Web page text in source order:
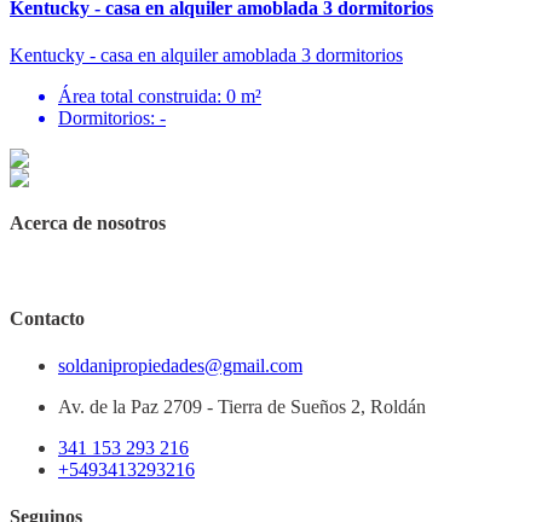
Kentucky - casa en alquiler amoblada 3 dormitorios
Kentucky - casa en alquiler amoblada 3 dormitorios
Área total construida: 0 m²
Dormitorios: -
Acerca de nosotros
Contacto
soldanipropiedades@gmail.com
Av. de la Paz 2709 - Tierra de Sueños 2, Roldán
341 153 293 216
+5493413293216
Seguinos